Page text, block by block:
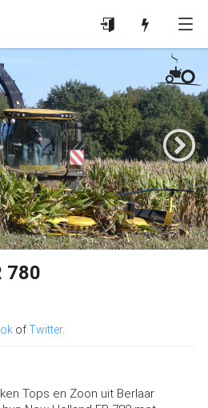
780
ofTwitter.
Tops en Zoon uit Berlaar